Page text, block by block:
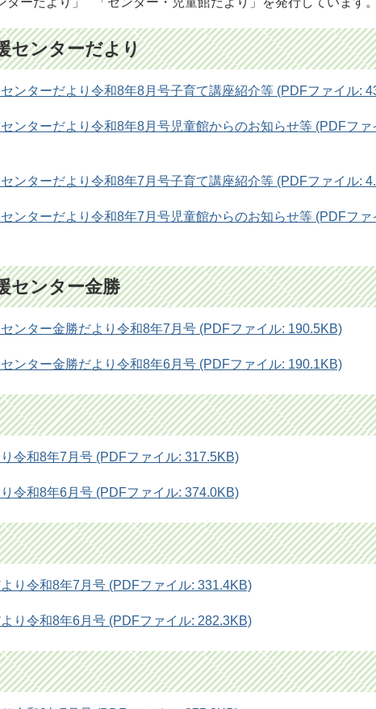
センターだより
ンターだより令和8年8月号子育て講座紹介等 (PDFファイル:
ンターだより令和8年8月号児童館からのお知らせ等 (PDFファ
ンターだより令和8年7月号子育て講座紹介等 (PDFファイル:
ンターだより令和8年7月号児童館からのお知らせ等 (PDFファ
センター金勝
ンター金勝だより令和8年7月号 (PDFファイル: 190.5KB)
ンター金勝だより令和8年6月号 (PDFファイル: 190.1KB)
令和8年7月号 (PDFファイル: 317.5KB)
令和8年6月号 (PDFファイル: 374.0KB)
り令和8年7月号 (PDFファイル: 331.4KB)
り令和8年6月号 (PDFファイル: 282.3KB)